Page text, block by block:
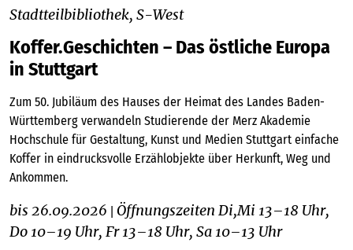
Stadtteilbibliothek, S-West
Koffer.Geschichten – Das östliche Europa
in Stuttgart
Zum 50. Jubiläum des Hauses der Heimat des Landes Baden-
Württemberg verwandeln Studierende der Merz Akademie
Hochschule für Gestaltung, Kunst und Medien Stuttgart einfache
Koffer in eindrucksvolle Erzählobjekte über Herkunft, Weg und
Ankommen.
bis 26.09.2026 Öffnungszeiten Di,Mi 13–18 Uhr,
Do 10–19 Uhr, Fr 13–18 Uhr, Sa 10–13 Uhr